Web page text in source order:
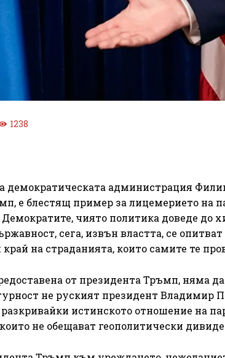
1238
демократическата администрация
е блестящ пример за лицемерието на
чиято политика доведе до
сега, извън властта, се
на страданията, които самите те
от президента Тръмп, няма
не руският президент Владимир
разкривайки истинското отношение на
не обещават геополитически